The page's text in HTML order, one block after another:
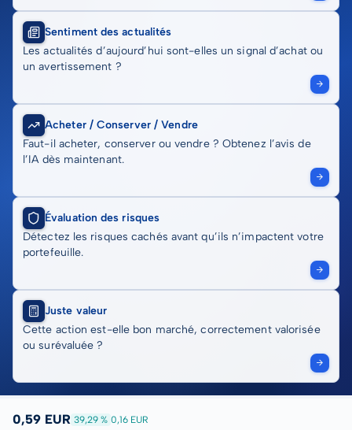
Sentiment des actualités
Les actualités d’aujourd’hui sont-elles un signal d’achat ou
un avertissement ?
Acheter / Conserver / Vendre
Faut-il acheter, conserver ou vendre ? Obtenez l’avis de
l’IA dès maintenant.
Évaluation des risques
Détectez les risques cachés avant qu’ils n’impactent votre
portefeuille.
Juste valeur
Cette action est-elle bon marché, correctement valorisée
ou surévaluée ?
0,59 EUR 39,29 % 0,16 EUR